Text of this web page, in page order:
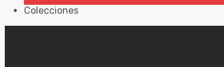
Colecciones